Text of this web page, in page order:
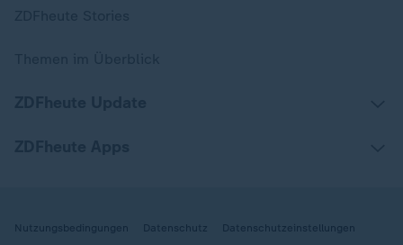
Nutzungsbedingungen Datenschutz Datenschutzeinstellungen